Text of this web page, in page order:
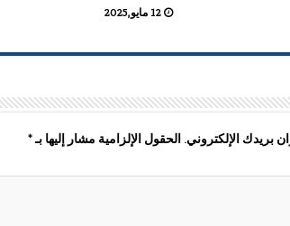
12 مايو,2025
بريدك الإلكتروني. الحقول الإلزامية مشار إليها بـ*